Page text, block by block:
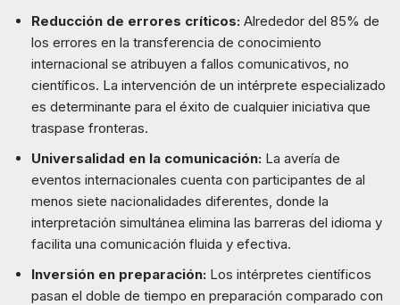
Reducción de errores críticos: Alrededor del 85% de
los errores en la transferencia de conocimiento
internacional se atribuyen a fallos comunicativos, no
científicos. La intervención de un intérprete especializado
es determinante para el éxito de cualquier iniciativa que
traspase fronteras.
Universalidad en la comunicación: La avería de
eventos internacionales cuenta con participantes de al
menos siete nacionalidades diferentes, donde la
interpretación simultánea elimina las barreras del idioma y
facilita una comunicación fluida y efectiva.
Inversión en preparación: Los intérpretes científicos
pasan el doble de tiempo en preparación comparado con